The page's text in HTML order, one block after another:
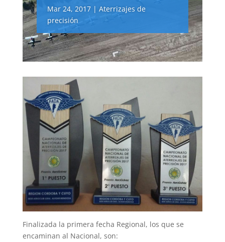
Mar 24, 2017 |Aterrizajes de
precisión
Finalizada la primera fecha Regional, los que se
encaminan al Nacional, son: